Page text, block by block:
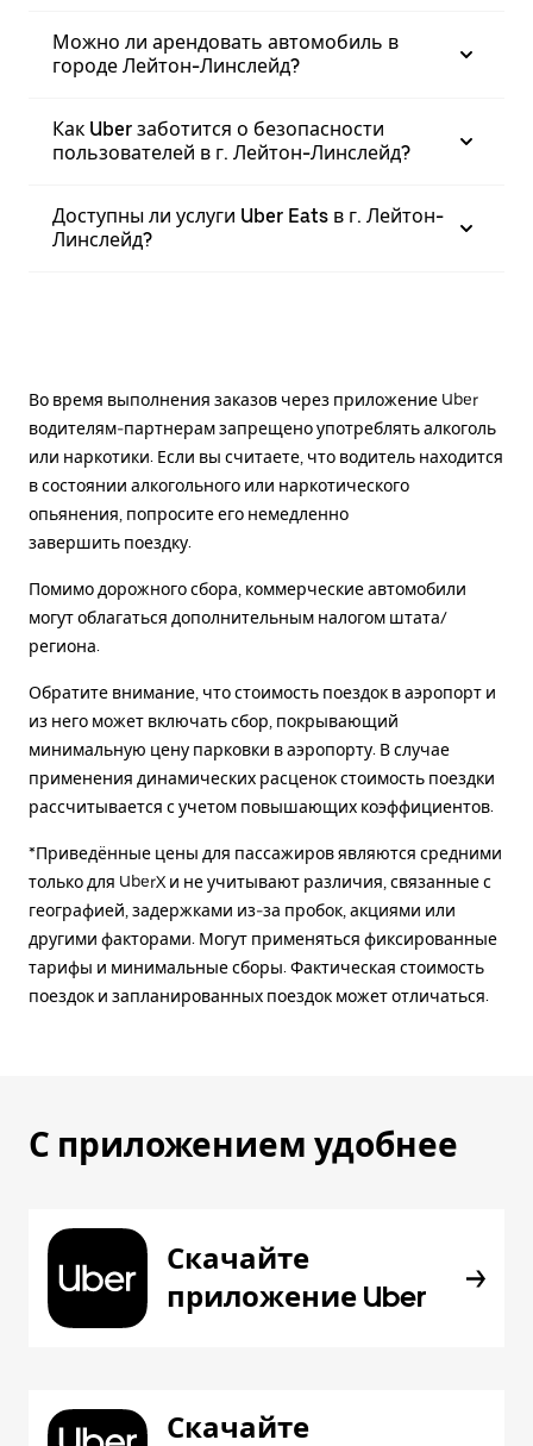
Можно ли арендовать автомобиль в
городе Лейтон-Линслейд?
Как Uber заботится о безопасности
пользователей в г. Лейтон-Линслейд?
Доступны ли услуги Uber Eats в г. Лейтон-
Линслейд?
Во время выполнения заказов через приложение Uber
водителям-партнерам запрещено употреблять алкоголь
или наркотики. Если вы считаете, что водитель находится
в состоянии алкогольного или наркотического
опьянения, попросите его немедленно
завершить поездку.
Помимо дорожного сбора, коммерческие автомобили
могут облагаться дополнительным налогом штата/
региона.
Обратите внимание, что стоимость поездок в аэропорт и
из него может включать сбор, покрывающий
минимальную цену парковки в аэропорту. В случае
применения динамических расценок стоимость поездки
рассчитывается с учетом повышающих коэффициентов.
*Приведённые цены для пассажиров являются средними
только для UberX и не учитывают различия, связанные с
географией, задержками из-за пробок, акциями или
другими факторами. Могут применяться фиксированные
тарифы и минимальные сборы. Фактическая стоимость
поездок и запланированных поездок может отличаться.
С приложением удобнее
Скачайте
приложение Uber
Скачайте